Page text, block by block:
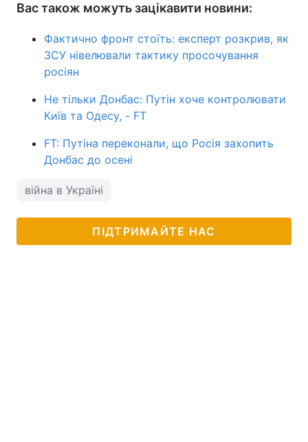
Вас також можуть зацікавити новини:
Фактично фронт стоїть: експерт розкрив, як
ЗСУ нівелювали тактику просочування
росіян
Не тільки Донбас: Путін хоче контролювати
Київ та Одесу, - FT
FT: Путіна переконали, що Росія захопить
Донбас до осені
війна в Україні
ПІДТРИМАЙТЕ НАС